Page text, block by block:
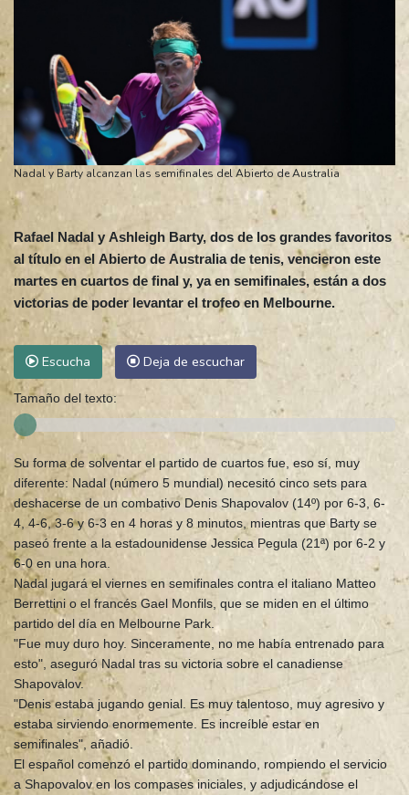
Nadal y Barty alcanzan las semifinales del Abierto de Australia
Rafael Nadal y Ashleigh Barty, dos de los grandes favoritos
al título en el Abierto de Australia de tenis, vencieron este
martes en cuartos de final y, ya en semifinales, están a dos
victorias de poder levantar el trofeo en Melbourne.
Escucha Deja de escuchar
Tamaño del texto:
Su forma de solventar el partido de cuartos fue, eso sí, muy
diferente: Nadal (número 5 mundial) necesitó cinco sets para
deshacerse de un combativo Denis Shapovalov (14º) por 6-3, 6-
4, 4-6, 3-6 y 6-3 en 4 horas y 8 minutos, mientras que Barty se
paseó frente a la estadounidense Jessica Pegula (21ª) por 6-2 y
6-0 en una hora.
Nadal jugará el viernes en semifinales contra el italiano Matteo
Berrettini o el francés Gael Monfils, que se miden en el último
partido del día en Melbourne Park.
"Fue muy duro hoy. Sinceramente, no me había entrenado para
esto", aseguró Nadal tras su victoria sobre el canadiense
Shapovalov.
"Denis estaba jugando genial. Es muy talentoso, muy agresivo y
estaba sirviendo enormemente. Es increíble estar en
semifinales", añadió.
El español comenzó el partido dominando, rompiendo el servicio
a Shapovalov en los compases iniciales, y adjudicándose el